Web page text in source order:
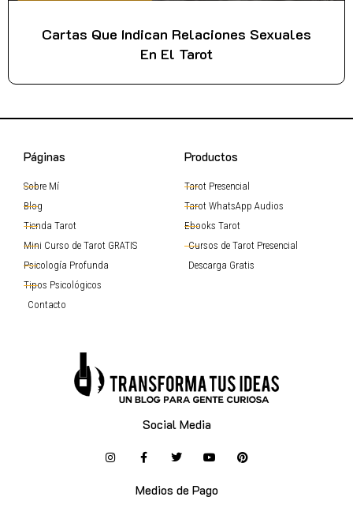
Cartas Que Indican Relaciones Sexuales
En El Tarot
Páginas
Sobre Mí
Blog
Tienda Tarot
Mini Curso de Tarot GRATIS
Psicología Profunda
Tipos Psicológicos
Contacto
Productos
Tarot Presencial
Tarot WhatsApp Audios
Ebooks Tarot
Cursos de Tarot Presencial
Descarga Gratis
Social Media
Medios de Pago